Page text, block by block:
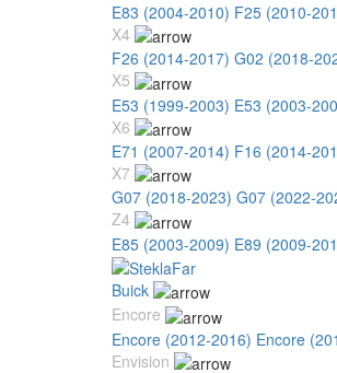
E83 (2004-2010) F25 (2010-
X4
F26 (2014-2017) G02 (2018-
X5
E53 (1999-2003) E53 (2003-
X6
E71 (2007-2014) F16 (2014-
X7
G07 (2018-2023) G07 (2022-
Z4
E85 (2003-2009) E89 (2009-
Buick
Encore
Encore (2012-2016) Encore
Envision